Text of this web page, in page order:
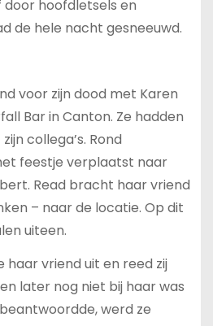
hoofdletsels en
de hele nacht gesneeuwd.
voor zijn dood met Karen
Bar in Canton. Ze hadden
collega’s. Rond
feestje verplaatst naar
Read bracht haar vriend
– naar de locatie. Op dit
uiteen.
haar vriend uit en reed zij
later nog niet bij haar was
werd ze